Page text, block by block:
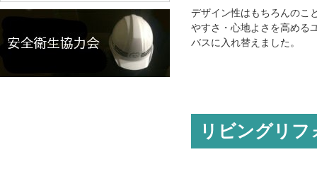
デザイン性はもちろんのこ
やすさ・心地よさを高める
バスに入れ替えました。
リビングリフ